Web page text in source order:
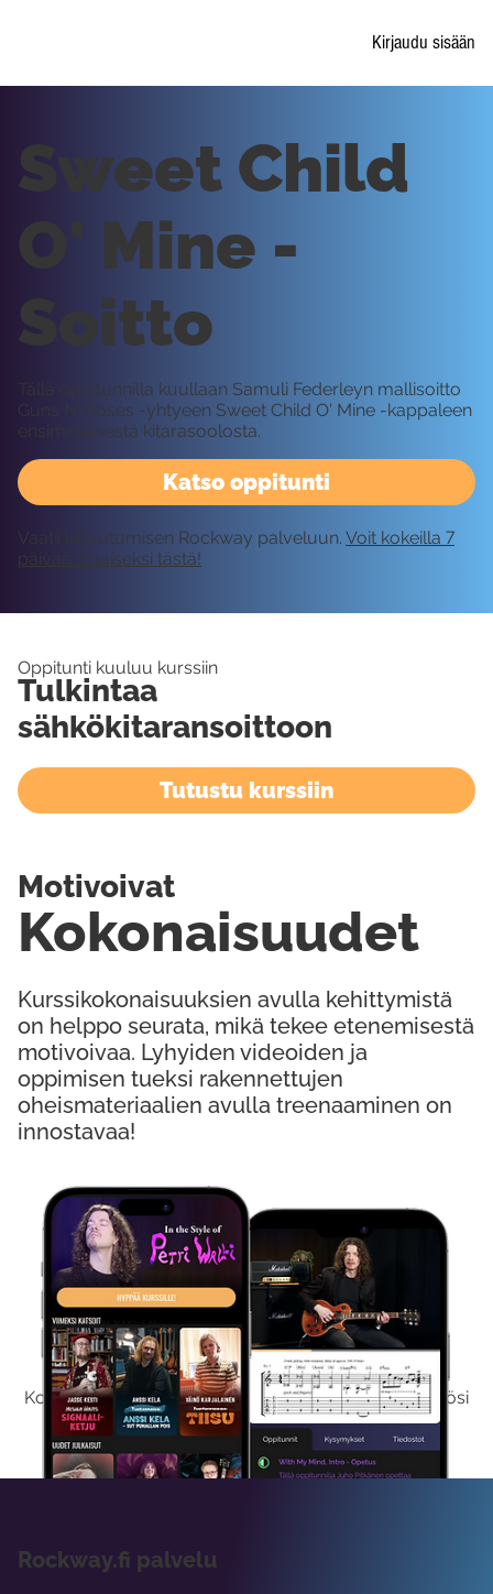
Kirjaudu sisään
Kokeile Ilmaiseksi
Kokeilemalla ilmaiseksi saat koko sisältömme käyttöösi
viikon ajaksi.
Katso oppitunti
Sweet Child
O' Mine -
Soitto
Tällä oppitunnilla kuullaan Samuli Federleyn mallisoitto
Guns N' Roses -yhtyeen Sweet Child O' Mine -kappaleen
ensimmäisestä kitarasoolosta.
Vaatii kirjautumisen Rockway palveluun. Voit kokeilla 7
päivää ilmaiseksi tästä!
Oppitunti kuuluu kurssiin
Tulkintaa
sähkökitaransoittoon
Tutustu kurssiin
Kurssikokonaisuuksien avulla kehittymistä
on helppo seurata, mikä tekee etenemisestä
motivoivaa. Lyhyiden videoiden ja
oppimisen tueksi rakennettujen
oheismateriaalien avulla treenaaminen on
innostavaa!
Kokonaisuudet
Motivoivat
Rockway.fi palvelu